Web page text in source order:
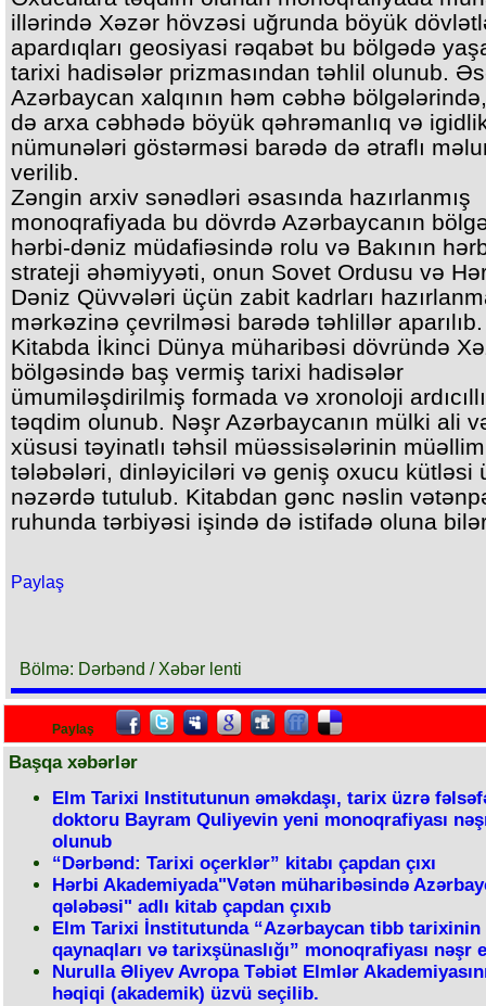
illərində Xəzər hövzəsi uğrunda böyük
apardıqları geosiyasi rəqabət bu bölgədə
tarixi hadisələr prizmasından təhlil olunub.
Azərbaycan xalqının həm cəbhə
də arxa cəbhədə böyük qəhrəmanlıq və
nümunələri göstərməsi barədə də ətraflı
verilib.
Zəngin arxiv sənədləri əsasında hazırlanmış
monoqrafiyada bu dövrdə Azərbaycanın
hərbi-dəniz müdafiəsində rolu və Bakının
strateji əhəmiyyəti, onun Sovet Ordusu və
Dəniz Qüvvələri üçün zabit kadrları
mərkəzinə çevrilməsi barədə təhlillər aparılıb.
Kitabda İkinci Dünya müharibəsi dövründə
bölgəsində baş vermiş tarixi hadisələr
ümumiləşdirilmiş formada və xronoloji
təqdim olunub. Nəşr Azərbaycanın mülki ali
xüsusi təyinatlı təhsil müəssisələrinin
tələbələri, dinləyiciləri və geniş oxucu kütləsi
nəzərdə tutulub. Kitabdan gənc nəslin
ruhunda tərbiyəsi işində də istifadə oluna
Paylaş
Bölmə: Dərbənd / Xəbər lenti
Paylaş
Başqa xəbərlər
Elm Tarixi Institutunun əməkdaşı, tarix üzrə
doktoru Bayram Quliyevin yeni monoqrafiyası
olunub
“Dərbənd: Tarixi oçerklər” kitabı çapdan çıxı
Hərbi Akademiyada"Vətən müharibəsində
qələbəsi" adlı kitab çapdan çıxıb
Elm Tarixi İnstitutunda “Azərbaycan tibb tarixinin
qaynaqları və tarixşünaslığı” monoqrafiyası nəşr
Nurulla Əliyev Avropa Təbiət Elmlər
həqiqi (akademik) üzvü seçilib.